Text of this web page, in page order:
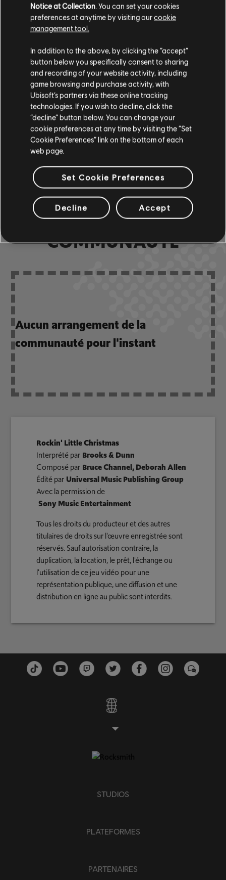
ARRANGEMENTS
VÉRIFIÉS
Instrument / Type d'arr. Vérifié Créateur
Arrangement accords
Accords basse
ARRANGEMENTS DE LA
COMMUNAUTÉ
Aucun arrangement de la
communauté pour l'instant
Rockin' Little Christmas
Interprété par Brooks & Dunn
Composé par Bruce Channel, Deborah Allen
Édité par Universal Music Publishing Group
Avec la permission de
Sony Music Entertainment
Tous les droits du producteur et des autres
titulaires de droits sur l'œuvre enregistrée sont
réservés. Sauf autorisation contraire, la
duplication, la location, le prêt, l'échange ou
l'utilisation de ce jeu vidéo pour une
représentation publique, une diffusion et une
distribution en ligne au public sont interdits.
STUDIOS
PLATEFORMES
PARTENAIRES
Notice at Collection. You can set your cookies
preferences at anytime by visiting ourcookie
management tool.
In addition to the above, by clicking the “accept”
button below you specifically consent to sharing
and recording of your website activity, including
game browsing and purchase activity, with
Ubisoft’s partners via these online tracking
technologies. If you wish to decline, click the
“decline” button below. You can change your
cookie preferences at any time by visiting the “Set
Cookie Preferences” link on the bottom of each
web page.
Set Cookie Preferences
Decline Accept